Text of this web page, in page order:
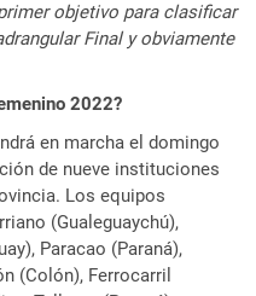
objetivo para clasificar
Final y obviamente
2022?
en marcha el domingo
de nueve instituciones
Los equipos
(Gualeguaychú),
Paracao (Paraná),
(Colón), Ferrocarril